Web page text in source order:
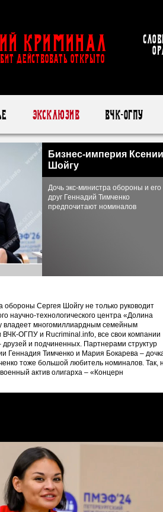
Криминал
ДЕЙСТВОВАТЬ ОТКРЫТО
Эксклюзив ВЧК-ОГПУ
Бизнес-империя Ксении
Шойгу
Дочь экс-министра обороны и его
друг Геннадий Тимченко
предпочитают номиналов
обороны Сергея Шойгу не только руководит
научно-технологического центра «Долина
владеет многомиллиардным семейным
ВЧК-ОГПУ и Rucriminal.info, все свои компании
и подчиненных. Партнерами структур
Геннадия Тимченко и Мария Бокарева –
тоже большой любитель номиналов. Так,
актив олигарха – «Концерн